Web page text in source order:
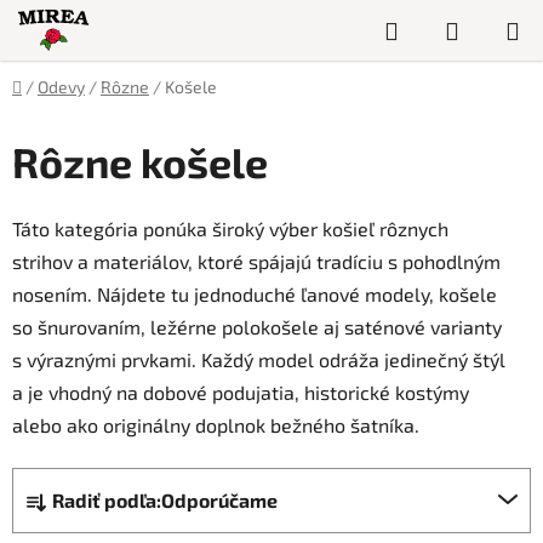
Prejsť
obsah
Hľadať
KOŠÍK
Domov
/ Odevy / Rôzne / Košele
Rôzne košele
Táto kategória ponúka široký výber košieľ rôznych
strihov a materiálov, ktoré spájajú tradíciu s pohodlným
nosením. Nájdete tu jednoduché ľanové modely, košele
so šnurovaním, ležérne polokošele aj saténové varianty
s výraznými prvkami. Každý model odráža jedinečný štýl
a je vhodný na dobové podujatia, historické kostýmy
alebo ako originálny doplnok bežného šatníka.
R
a
Radiť podľa:Odporúčame